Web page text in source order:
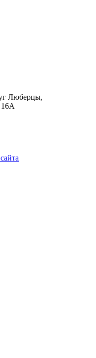
Люберцы,
16А